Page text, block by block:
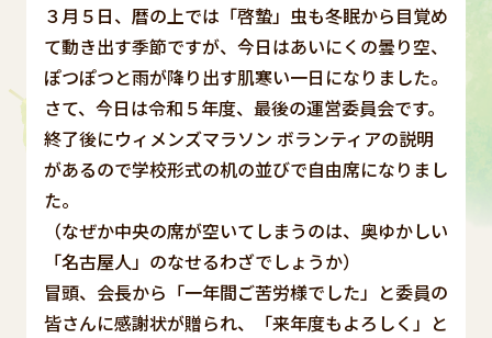
３月５日、暦の上では「啓蟄」虫も冬眠から目覚め
て動き出す季節ですが、今日はあいにくの曇り空、
ぽつぽつと雨が降り出す肌寒い一日になりました。
さて、今日は令和５年度、最後の運営委員会です。
終了後にウィメンズマラソン ボランティアの説明
があるので学校形式の机の並びで自由席になりまし
た。
（なぜか中央の席が空いてしまうのは、奥ゆかしい
「名古屋人」のなせるわざでしょうか）
冒頭、会長から「一年間ご苦労様でした」と委員の
皆さんに感謝状が贈られ、「来年度もよろしく」と